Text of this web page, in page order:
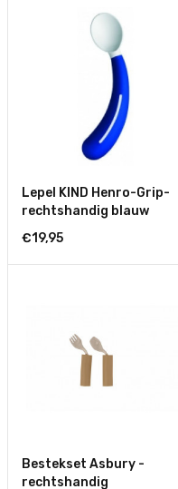
Lepel KIND Henro-Grip-
rechtshandig blauw
€19,95
Bestekset Asbury -
rechtshandig